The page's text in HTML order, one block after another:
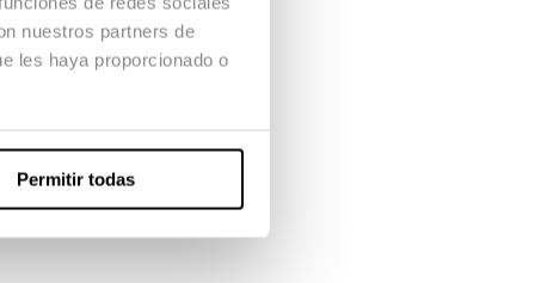
nuestros partners de
les haya proporcionado o
Permitir todas
les
tornar al